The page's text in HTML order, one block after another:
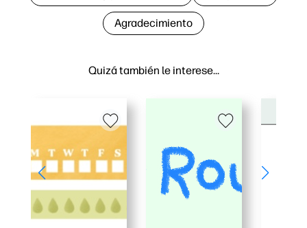
Quizá también le interese…
Agradecimiento